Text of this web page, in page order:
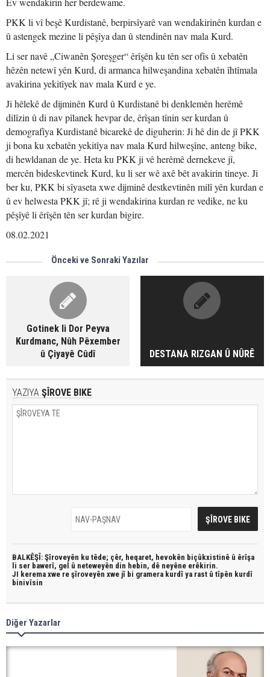
PKK li vî beşê Kurdistanê, berpirsîyarê van wendakirinên kurdan e
û astengek mezine li pêşîya dan û stendinên nav mala Kurd.
Li ser navê „Ciwanên Şoreşger“ êrîşên ku tên ser ofîs û xebatên
hêzên netewî yên Kurd, di armanca hilweşandina xebatên îhtîmala
avakirina yekitîyek nav mala Kurd e ye.
Ji hêlekê de dijminên Kurd û Kurdistanê bi denklemên herêmê
dilîzin û di nav pîlanek hevpar de, êrîşan tînin ser kurdan û
demografîya Kurdistanê bicarekê de diguherin: Ji hê din de jî PKK
ji bona ku xebatên yekitîya nav mala Kurd hilweşîne, anteng bike,
di hewldanan de ye. Heta ku PKK ji vê herêmê dernekeve jî,
mercên bideskevtinek Kurd, ku li ser wê axê bêt avakirin tineye. Ji
ber ku, PKK bi sîyaseta xwe dijminê destkevtinên milî yên kurdan e
û ev helwesta PKK jî; rê ji wendakirina kurdan re vedike, ne ku
pêşîyê li êrîşên tên ser kurdan bigire.
08.02.2021
Önceki ve Sonraki Yazılar
Gotinek li Dor Peyva
Kurdmanc, Nûh Pêxember
û Çiyayê Cûdî
DESTANA RIZGAN Û NÛRÊ
YAZIYA ŞÎROVE BIKE
BALKÊŞÎ: Şîroveyên ku têde; çêr, heqaret, hevokên biçûkxistinê û êrîşa
li ser bawerî, gel û neteweyên din hebin, dê neyêne erêkirin.
JI kerema xwe re şîroveyên xwe jî bi gramera kurdî ya rast û tîpên kurdî
binivîsin
Diğer Yazarlar